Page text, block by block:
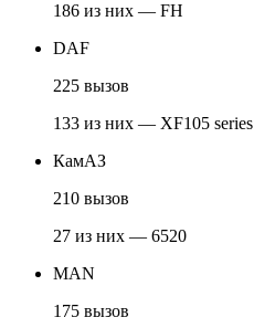
186 из них — FH
DAF
225 вызов
133 из них — XF105 series
КамАЗ
210 вызов
27 из них — 6520
MAN
175 вызов